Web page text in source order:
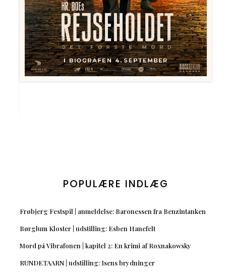
POPULÆRE INDLÆG
Frøbjerg Festspil | anmeldelse: Baronessen fra Benzintanken
Børglum Kloster | udstilling: Esben Hanefelt
Mord på Vibrafonen | kapitel 2: En krimi af Roxnakowsky
RUNDETAARN | udstilling: Isens brydninger